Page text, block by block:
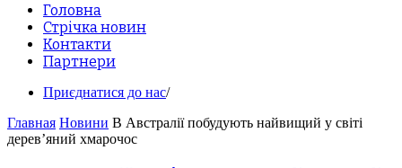
Головна
Стрічка новин
Контакти
Партнери
Приєднатися до нас/
Главная Новини В Австралії побудують найвищий у світі
дерев’яний хмарочос